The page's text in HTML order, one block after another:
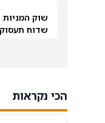
שדוח
הכי נקראות